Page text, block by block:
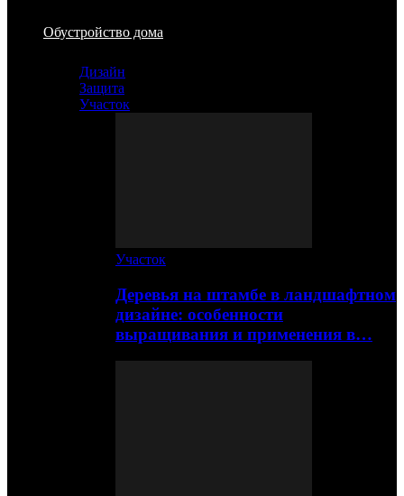
Обустройство дома
Дизайн
Защита
Участок
Участок
Деревья на штамбе в ландшафтном
дизайне: особенности
выращивания и применения в…